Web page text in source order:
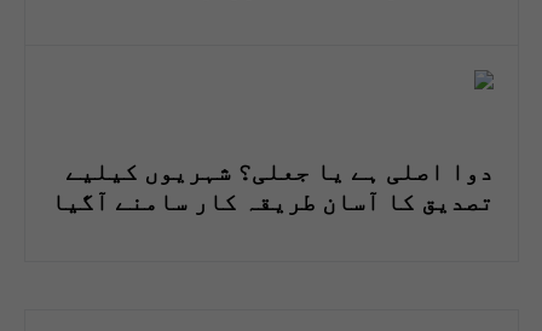
دوا اصلی ہے یا جعلی؟ شہریوں کیلیے
تصدیق کا آسان طریقہ کار سامنے آگیا